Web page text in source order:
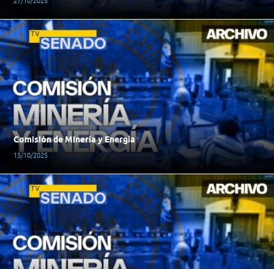
Comisión de Minería y Energía
15/10/2025